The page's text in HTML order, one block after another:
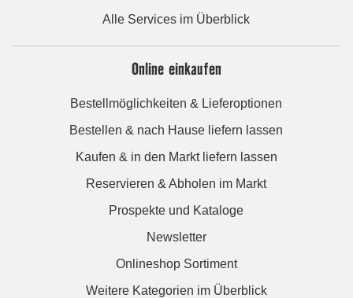
Alle Services im Überblick
Online einkaufen
Bestellmöglichkeiten & Lieferoptionen
Bestellen & nach Hause liefern lassen
Kaufen & in den Markt liefern lassen
Reservieren & Abholen im Markt
Prospekte und Kataloge
Newsletter
Onlineshop Sortiment
Weitere Kategorien im Überblick